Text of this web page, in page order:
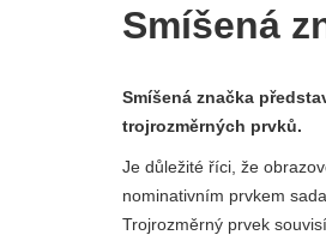
Smíšená
Smíšená značka
trojrozměrných prvků.
Je důležité říci, že
nominativním prvkem
Trojrozměrný prvek